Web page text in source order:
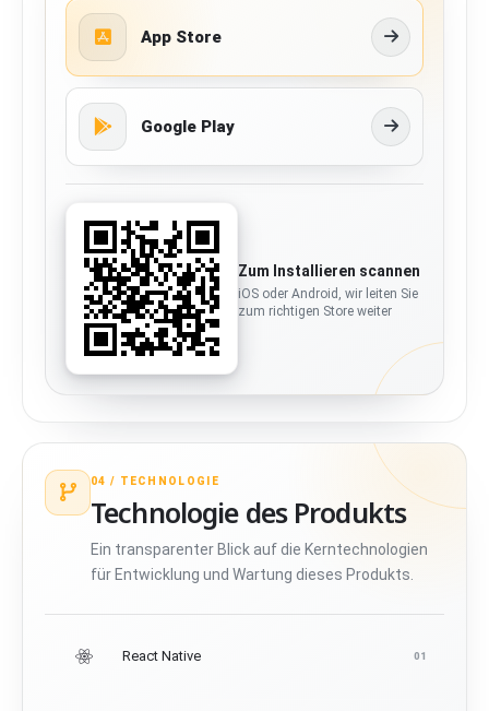
App Store
Google Play
Zum Installieren scannen
iOS oder Android, wir leiten Sie
zum richtigen Store weiter
04 / TECHNOLOGIE
Technologie des Produkts
Ein transparenter Blick auf die Kerntechnologien
für Entwicklung und Wartung dieses Produkts.
React Native 01